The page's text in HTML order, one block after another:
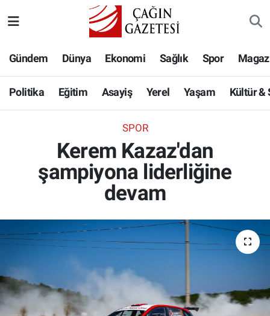
Gündem Dünya Ekonomi Sağlık Spor
Politika Eğitim Asayiş Yerel Yaşam Kültür &
SPOR
Kerem Kazaz'dan
şampiyona liderliğine
devam
Eğitim
Asayiş
Yaşam
Bilim-Teknoloji
Köşe Yazıları
Röportaj
Hava Durumu
Namaz Vakitleri
Süper Lig Puan Durumu ve Fikstür
Son Dakika Haberleri
Haber Arşivi